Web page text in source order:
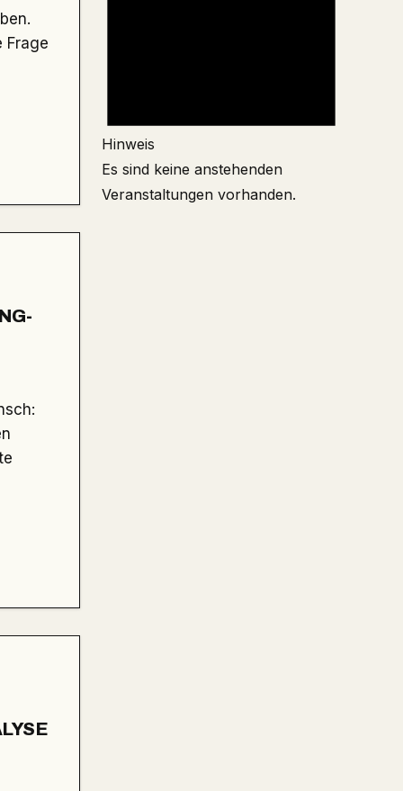
Frage
Hinweis
Es sind keine anstehenden
Veranstaltungen vorhanden.